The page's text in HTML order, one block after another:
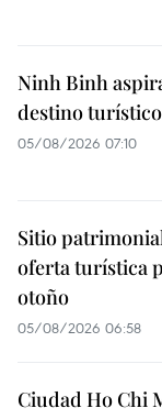
Ninh Binh
destino
05/08/2026 07:10
Sitio
oferta turística
otoño
05/08/2026 06:58
Ciudad Ho Chi